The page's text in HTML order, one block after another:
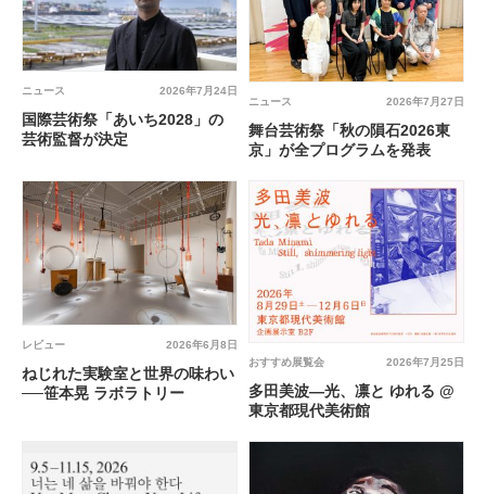
2026年7月24日
ニュース
国際芸術祭「あいち2028」の
芸術監督が決定
2026年7月27日
ニュース
舞台芸術祭「秋の隕石2026東
京」が全プログラムを発表
2026年6月8日
レビュー
ねじれた実験室と世界の味わい
──笹本晃 ラボラトリー
2026年7月25日
おすすめ展覧会
多田美波―光、凛と ゆれる @
東京都現代美術館